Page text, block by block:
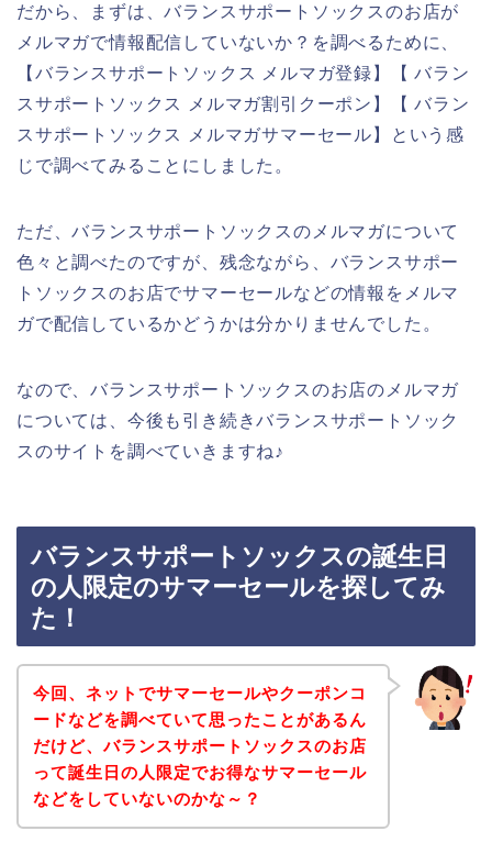
だから、まずは、バランスサポートソックスのお店が
メルマガで情報配信していないか？を調べるために、
【バランスサポートソックス メルマガ登録】【 バラン
スサポートソックス メルマガ割引クーポン】【 バラン
スサポートソックス メルマガサマーセール】という感
じで調べてみることにしました。
ただ、バランスサポートソックスのメルマガについて
色々と調べたのですが、残念ながら、バランスサポー
トソックスのお店でサマーセールなどの情報をメルマ
ガで配信しているかどうかは分かりませんでした。
なので、バランスサポートソックスのお店のメルマガ
については、今後も引き続きバランスサポートソック
スのサイトを調べていきますね♪
バランスサポートソックスの誕生日
の人限定のサマーセールを探してみ
た！
今回、ネットでサマーセールやクーポンコ
ードなどを調べていて思ったことがあるん
だけど、バランスサポートソックスのお店
って誕生日の人限定でお得なサマーセール
などをしていないのかな～？